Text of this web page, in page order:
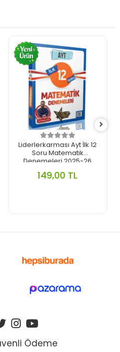
Liderlerkarması Ayt İlk 12
Soru Matematik
Denemeleri 2025-26
149,00 TL
Ödeme